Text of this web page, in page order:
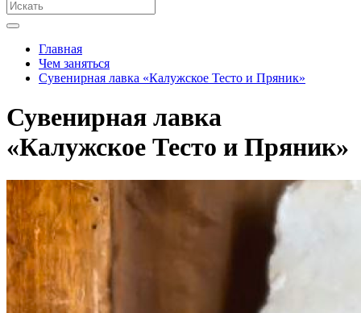
Главная
Чем заняться
Сувенирная лавка «Калужское Тесто и Пряник»
Сувенирная лавка
«Калужское Тесто и Пряник»